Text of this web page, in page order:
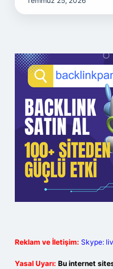
Reklam ve İletişim: Skype:
Yasal Uyarı: Bu internet